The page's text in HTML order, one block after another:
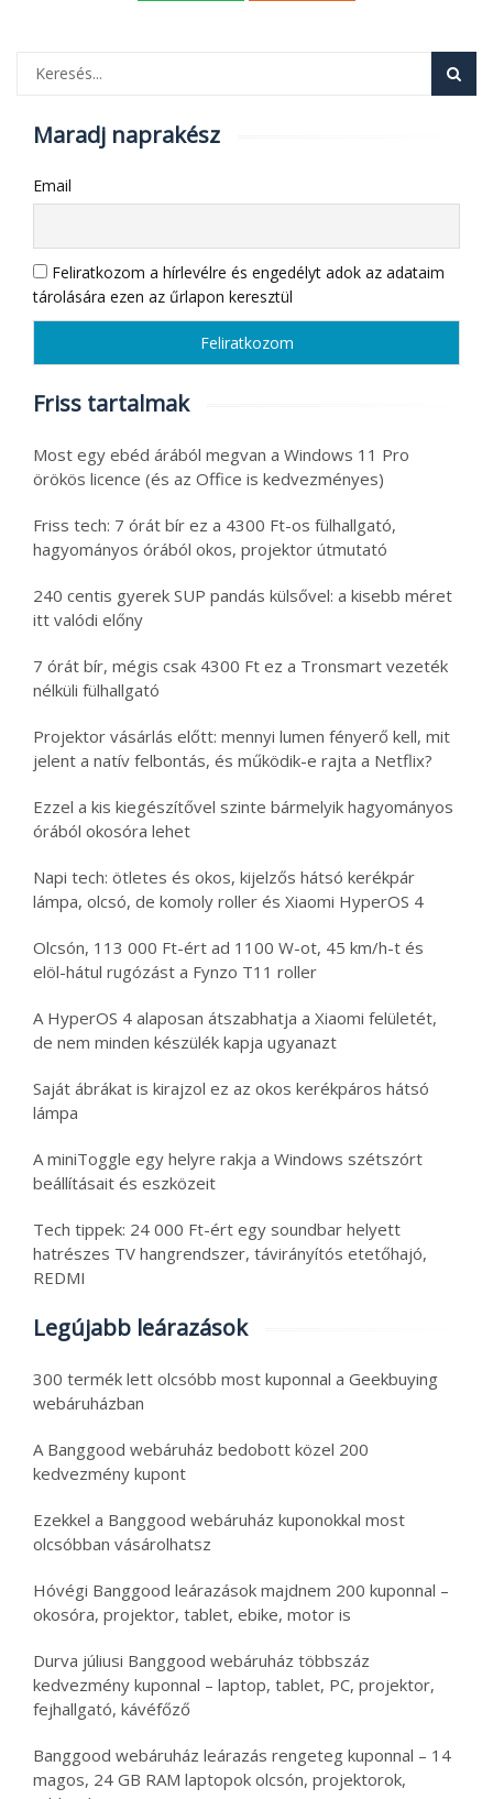
Maradj naprakész
Email
Feliratkozom a hírlevélre és engedélyt adok az adataim
tárolására ezen az űrlapon keresztül
Friss tartalmak
Most egy ebéd árából megvan a Windows 11 Pro
örökös licence (és az Office is kedvezményes)
Friss tech: 7 órát bír ez a 4300 Ft-os fülhallgató,
hagyományos órából okos, projektor útmutató
240 centis gyerek SUP pandás külsővel: a kisebb méret
itt valódi előny
7 órát bír, mégis csak 4300 Ft ez a Tronsmart vezeték
nélküli fülhallgató
Projektor vásárlás előtt: mennyi lumen fényerő kell, mit
jelent a natív felbontás, és működik-e rajta a Netflix?
Ezzel a kis kiegészítővel szinte bármelyik hagyományos
órából okosóra lehet
Napi tech: ötletes és okos, kijelzős hátsó kerékpár
lámpa, olcsó, de komoly roller és Xiaomi HyperOS 4
Olcsón, 113 000 Ft-ért ad 1100 W-ot, 45 km/h-t és
elöl-hátul rugózást a Fynzo T11 roller
A HyperOS 4 alaposan átszabhatja a Xiaomi felületét,
de nem minden készülék kapja ugyanazt
Saját ábrákat is kirajzol ez az okos kerékpáros hátsó
lámpa
A miniToggle egy helyre rakja a Windows szétszórt
beállításait és eszközeit
Tech tippek: 24 000 Ft-ért egy soundbar helyett
hatrészes TV hangrendszer, távirányítós etetőhajó,
REDMI
Legújabb leárazások
300 termék lett olcsóbb most kuponnal a Geekbuying
webáruházban
A Banggood webáruház bedobott közel 200
kedvezmény kupont
Ezekkel a Banggood webáruház kuponokkal most
olcsóbban vásárolhatsz
Hóvégi Banggood leárazások majdnem 200 kuponnal –
okosóra, projektor, tablet, ebike, motor is
Durva júliusi Banggood webáruház többszáz
kedvezmény kuponnal – laptop, tablet, PC, projektor,
fejhallgató, kávéfőző
Banggood webáruház leárazás rengeteg kuponnal – 14
magos, 24 GB RAM laptopok olcsón, projektorok,